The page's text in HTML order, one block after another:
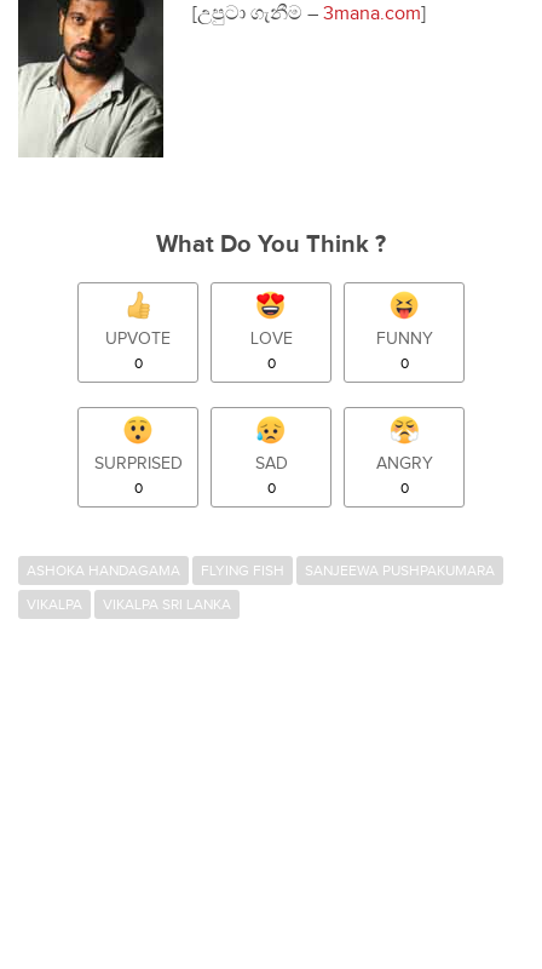
[උපුටා ගැනීම – 3mana.com]
What Do You Think ?
UPVOTE
0
LOVE
0
FUNNY
0
SURPRISED
0
SAD
0
ANGRY
0
ASHOKA HANDAGAMA FLYING FISH
SANJEEWA PUSHPAKUMARA
VIKALPA
VIKALPA SRI LANKA